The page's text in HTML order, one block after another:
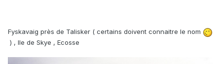
Fyskavaig près de Talisker ( certains doivent connaitre le nom
) , Ile de Skye , Ecosse